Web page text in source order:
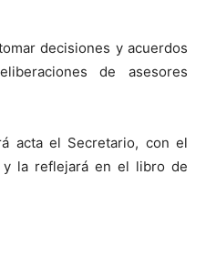
decisiones y acuerdos
de asesores
acta el Secretario, con el
la reflejará en el libro de